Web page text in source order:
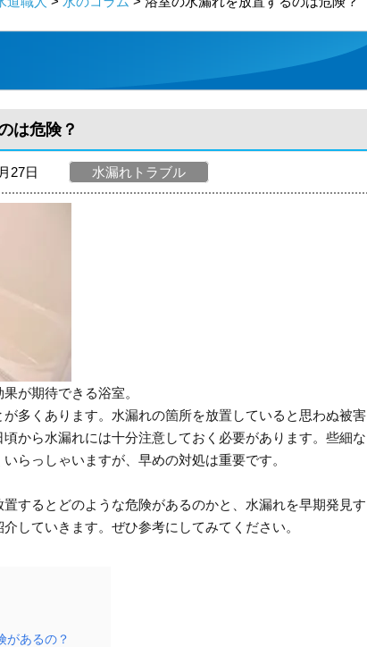
は危険？
27日 水漏れトラブル
が期待できる浴室。
多くあります。水漏れの箇所を放置していると思わぬ被害
から水漏れには十分注意しておく必要があります。些細な
らっしゃいますが、早めの対処は重要です。
するとどのような危険があるのかと、水漏れを早期発見す
していきます。ぜひ参考にしてみてください。
があるの？